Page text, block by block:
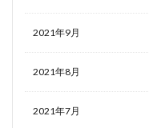
2021年9月
2021年8月
2021年7月